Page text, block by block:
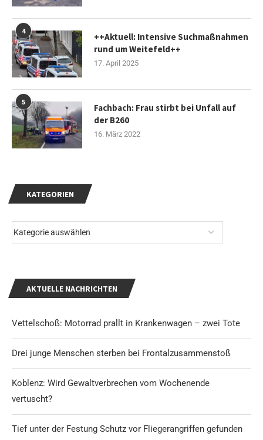
KATEGORIEN
AKTUELLE NACHRICHTEN
Vettelschoß: Motorrad prallt in Krankenwagen – zwei Tote
Drei junge Menschen sterben bei Frontalzusammenstoß
Koblenz: Wird Gewaltverbrechen vom Wochenende
vertuscht?
Tief unter der Festung Schutz vor Fliegerangriffen gefunden
4
++Aktuell: Intensive Suchmaßnahmen
rund um Weitefeld++
17. April 2025
5
Fachbach: Frau stirbt bei Unfall auf
der B260
16. März 2022